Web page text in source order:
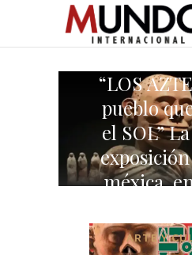
“LOS
pueblo
el SOL”
méxica,
ARTE Y